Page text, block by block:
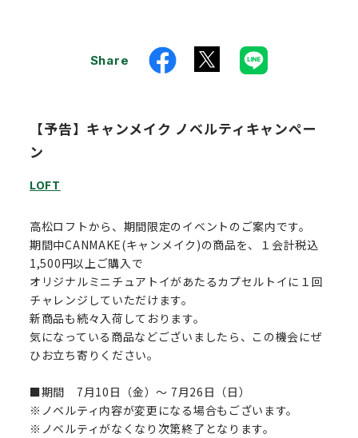
Share
【予告】キャンメイク ノベルティキャンペー
ン
LOFT
高松ロフトから、期間限定のイベントのご案内です。
期間中CANMAKE(キャンメイク)の商品を、１会計税込
1,500円以上ご購入で
オリジナルミニチュアトイがあたるカプセルトイに１回
チャレンジしていただけます。
新商品も続々入荷しております。
気になっている商品などございましたら、この機会にぜ
ひお立ち寄りください。
■期間 7月10日（金）～ 7月26日（日）
※ノベルティ内容が変更になる場合もございます。
※ノベルティがなくなり次第終了となります。